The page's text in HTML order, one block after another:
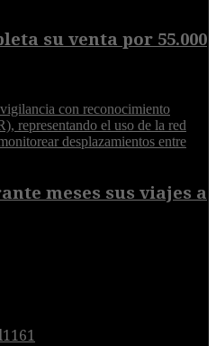
su venta por 55.000
meses sus viajes a
1161